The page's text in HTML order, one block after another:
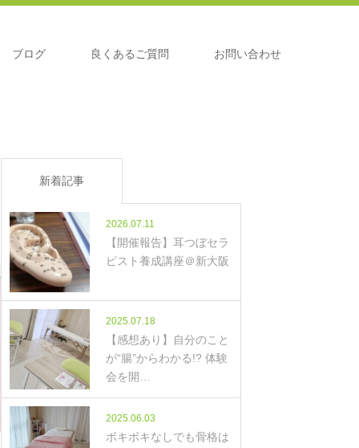
ブログ 良くあるご質問 お問い合わせ
新着記事
2026.07.11
【開催報告】耳つぼセラ
ピスト養成講座＠新大阪
2025.07.18
【感想あり】自分のこと
が“腸”からわかる!? 体験
会を開…
2025.06.03
ボキボキなしでも骨格は